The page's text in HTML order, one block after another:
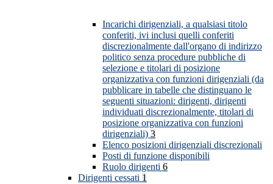
Incarichi dirigenziali, a qualsiasi titolo
conferiti, ivi inclusi quelli conferiti
discrezionalmente dall'organo di indirizzo
politico senza procedure pubbliche di
selezione e titolari di posizione
organizzativa con funzioni dirigenziali (da
pubblicare in tabelle che distinguano le
seguenti situazioni: dirigenti, dirigenti
individuati discrezionalmente, titolari di
posizione organizzativa con funzioni
dirigenziali) 3
Elenco posizioni dirigenziali discrezionali
Posti di funzione disponibili
Ruolo dirigenti 6
Dirigenti cessati 1